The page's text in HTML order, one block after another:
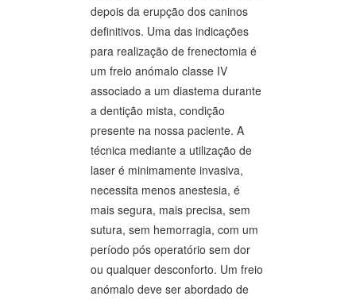
depois da erupção dos caninos
definitivos. Uma das indicações
para realização de frenectomia é
um freio anómalo classe IV
associado a um diastema durante
a dentição mista, condição
presente na nossa paciente. A
técnica mediante a utilização de
laser é minimamente invasiva,
necessita menos anestesia, é
mais segura, mais precisa, sem
sutura, sem hemorragia, com um
período pós operatório sem dor
ou qualquer desconforto. Um freio
anómalo deve ser abordado de